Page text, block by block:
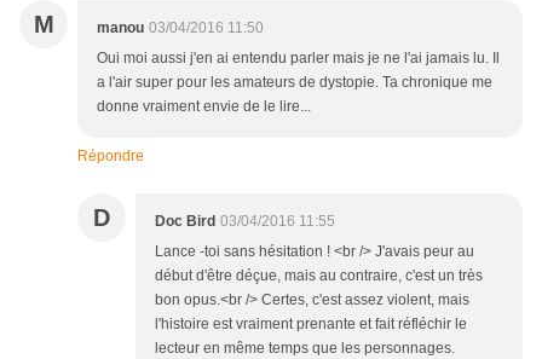
M manou 03/04/2016 11:50
Oui moi aussi j'en ai entendu parler mais je ne l'ai jamais lu. Il
a l'air super pour les amateurs de dystopie. Ta chronique me
donne vraiment envie de le lire...
Répondre
D Doc Bird 03/04/2016 11:55
Lance -toi sans hésitation ! <br /> J'avais peur au
début d'être déçue, mais au contraire, c'est un très
bon opus.<br /> Certes, c'est assez violent, mais
l'histoire est vraiment prenante et fait réfléchir le
lecteur en même temps que les personnages.